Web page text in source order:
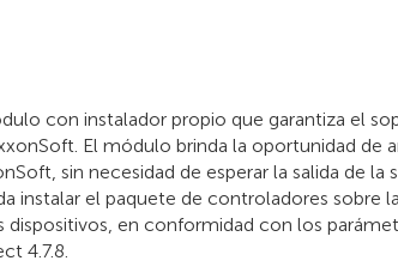
con instalador propio que garantiza el
El módulo brinda la oportunidad de
sin necesidad de esperar la salida de
instalar el paquete de controladores sobre
en conformidad con los
4.7.8.